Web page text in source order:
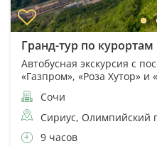
Гранд-тур по
Автобусная экскурсия с
«Газпром», «Роза Хутор» и
Сочи
Сириус, Олимпийский
9 часов